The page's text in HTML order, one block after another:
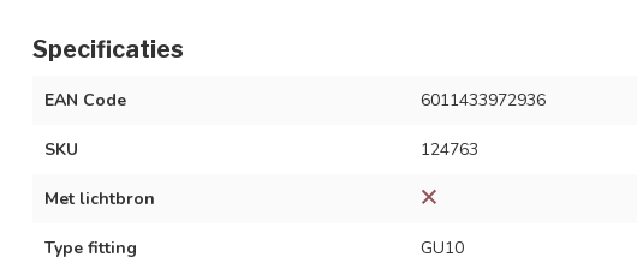
Specificaties
EAN Code 6011433972936
SKU 124763
Met lichtbron
Type fitting GU10